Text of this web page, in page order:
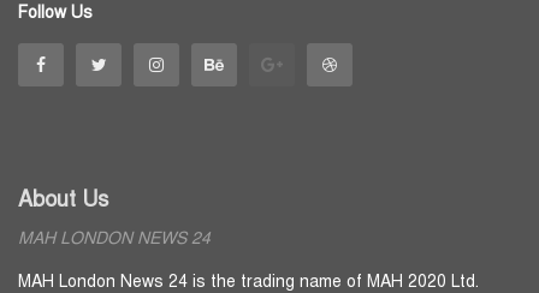
Follow Us
About Us
MAH LONDON NEWS 24
MAH London News 24 is the trading name of MAH 2020 Ltd.